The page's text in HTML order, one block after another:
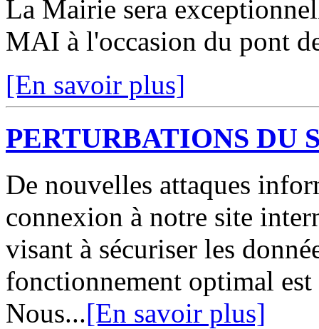
La Mairie sera
MAI à l'occasion du pont
[En savoir plus]
PERTURBATIONS DU
De nouvelles attaques
connexion à notre site
visant à sécuriser les
fonctionnement optimal
Nous...[En savoir plus]